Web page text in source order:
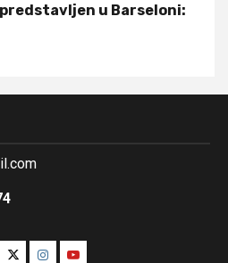
u Barseloni:
TwitterInstagram
Youtube